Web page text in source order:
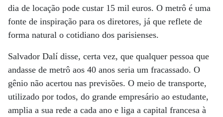
dia de locação pode custar 15 mil euros. O metrô é uma
fonte de inspiração para os diretores, já que reflete de
forma natural o cotidiano dos parisienses.
Salvador Dalí disse, certa vez, que qualquer pessoa que
andasse de metrô aos 40 anos seria um fracassado. O
gênio não acertou nas previsões. O meio de transporte,
utilizado por todos, do grande empresário ao estudante,
amplia a sua rede a cada ano e liga a capital francesa à